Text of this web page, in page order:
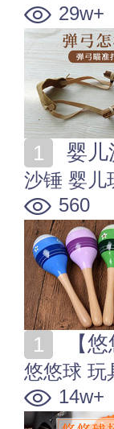
29w+
婴儿
沙锤 婴儿
560
【
悠悠球 玩
14w+